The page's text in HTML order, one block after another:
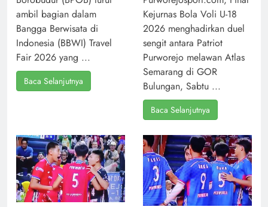
ambil bagian dalam
Bangga Berwisata di
Indonesia (BBWI) Travel
Fair 2026 yang ...
Baca Selanjutnya
Kejurnas Bola Voli U-18
2026 menghadirkan duel
sengit antara Patriot
Purworejo melawan Atlas
Semarang di GOR
Bulungan, Sabtu ...
Baca Selanjutnya